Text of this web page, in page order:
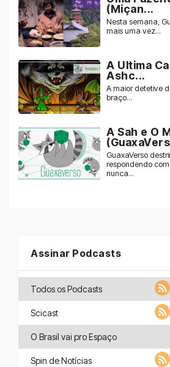
(Miçan...
Nesta semana,
mais uma vez...
A Ultima
Ashc...
A maior detetive
braço...
A Sah e O
GuaxaVerso
respondendo
nunca...
Assinar Podcasts
Todos os Podcasts
Scicast
O Brasil vai pro Espaço
Spin de Notícias